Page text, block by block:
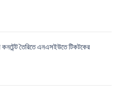
কনটেন্ট তৈরিতে এনএসইউতে টিকটকের